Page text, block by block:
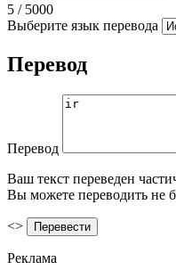
5 / 5000
Выберите язык перевода
Перевод
Перевод
Ваш текст переведен
Вы можете переводить не
<>
Реклама